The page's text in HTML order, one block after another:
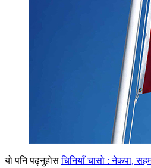
यो पनि पढ्नुहोसचिनियाँ चासो : नेकपा,